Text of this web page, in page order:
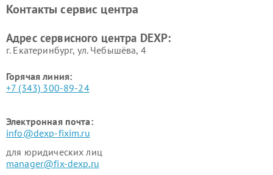
Ремонт серверов DEXP
Ремонт мини пк DEXP
Контакты сервис центра
Адрес сервисного центра DEXP:
г. Екатеринбург, ул. Чебышёва, 4
Горячая линия:
+7 (343) 300-89-24
Электронная почта:
info@dexp-fixim.ru
для юридических лиц
manager@fix-dexp.ru